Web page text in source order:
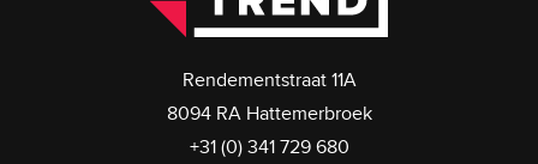
Rendementstraat 11A
8094 RA Hattemerbroek
+31 (0) 341 729 680